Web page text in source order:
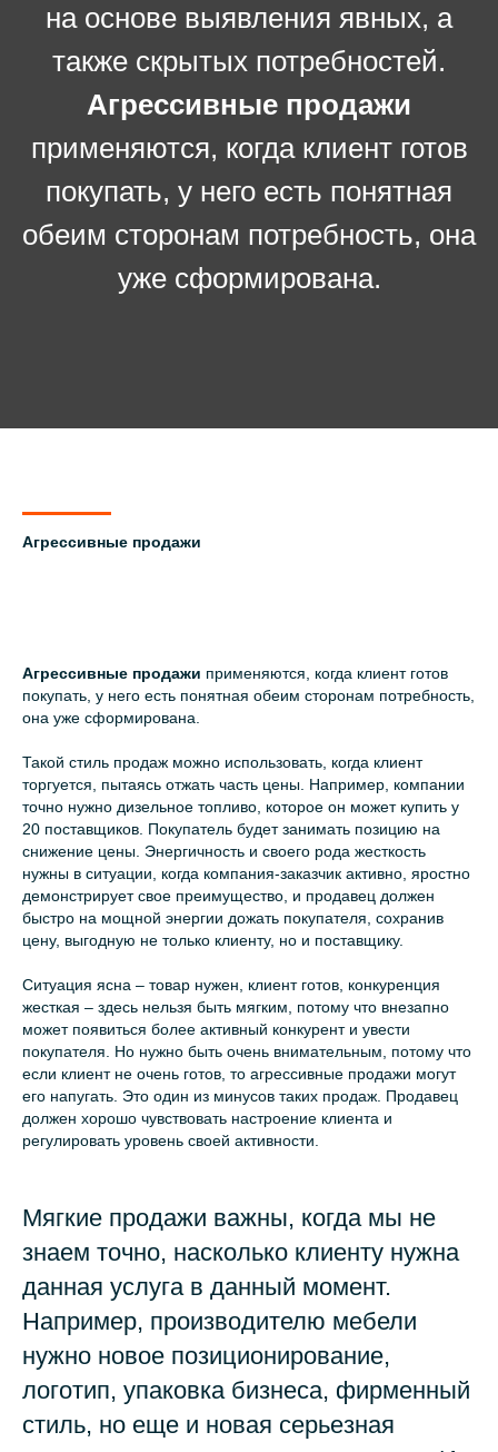
на основе выявления явных, а
также скрытых потребностей.
Агрессивные продажи
применяются, когда клиент готов
покупать, у него есть понятная
обеим сторонам потребность, она
уже сформирована.
Агрессивные продажи
Агрессивные продажи применяются, когда клиент готов
покупать, у него есть понятная обеим сторонам потребность,
она уже сформирована.
Такой стиль продаж можно использовать, когда клиент
торгуется, пытаясь отжать часть цены. Например, компании
точно нужно дизельное топливо, которое он может купить у
20 поставщиков. Покупатель будет занимать позицию на
снижение цены. Энергичность и своего рода жесткость
нужны в ситуации, когда компания-заказчик активно, яростно
демонстрирует свое преимущество, и продавец должен
быстро на мощной энергии дожать покупателя, сохранив
цену, выгодную не только клиенту, но и поставщику.
Ситуация ясна – товар нужен, клиент готов, конкуренция
жесткая – здесь нельзя быть мягким, потому что внезапно
может появиться более активный конкурент и увести
покупателя. Но нужно быть очень внимательным, потому что
если клиент не очень готов, то агрессивные продажи могут
его напугать. Это один из минусов таких продаж. Продавец
должен хорошо чувствовать настроение клиента и
регулировать уровень своей активности.
Мягкие продажи важны, когда мы не
знаем точно, насколько клиенту нужна
данная услуга в данный момент.
Например, производителю мебели
нужно новое позиционирование,
логотип, упаковка бизнеса, фирменный
стиль, но еще и новая серьезная